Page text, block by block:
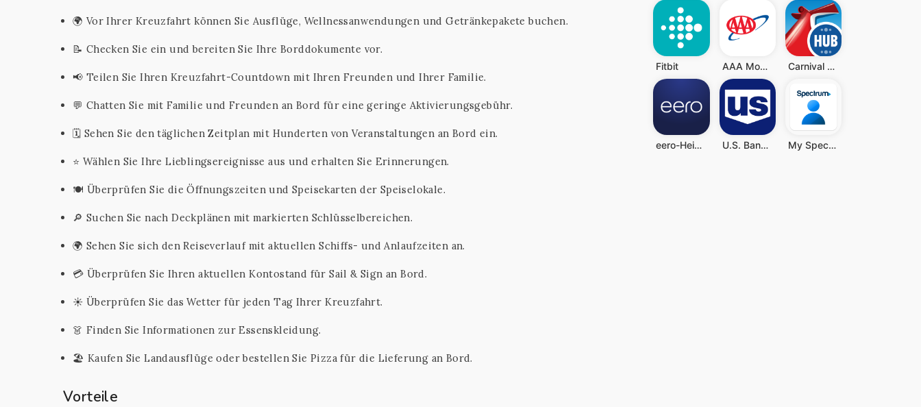
🌍 Vor Ihrer Kreuzfahrt können Sie Ausflüge, Wellnessanwendungen und Getränkepakete buchen.
📝 Checken Sie ein und bereiten Sie Ihre Borddokumente vor.
📢 Teilen Sie Ihren Kreuzfahrt-Countdown mit Ihren Freunden und Ihrer Familie.
💬 Chatten Sie mit Familie und Freunden an Bord für eine geringe Aktivierungsgebühr.
🗓️ Sehen Sie den täglichen Zeitplan mit Hunderten von Veranstaltungen an Bord ein.
⭐ Wählen Sie Ihre Lieblingsereignisse aus und erhalten Sie Erinnerungen.
🍽️ Überprüfen Sie die Öffnungszeiten und Speisekarten der Speiselokale.
🔎 Suchen Sie nach Deckplänen mit markierten Schlüsselbereichen.
🌍 Sehen Sie sich den Reiseverlauf mit aktuellen Schiffs- und Anlaufzeiten an.
💳 Überprüfen Sie Ihren aktuellen Kontostand für Sail & Sign an Bord.
☀️ Überprüfen Sie das Wetter für jeden Tag Ihrer Kreuzfahrt.
👗 Finden Sie Informationen zur Essenskleidung.
🏖️ Kaufen Sie Landausflüge oder bestellen Sie Pizza für die Lieferung an Bord.
Vorteile
Fitbit AAA Mobile Carnival HUB
eero-Heim-WLAN-System U.S. Bank Mobile Banking My Spectrum